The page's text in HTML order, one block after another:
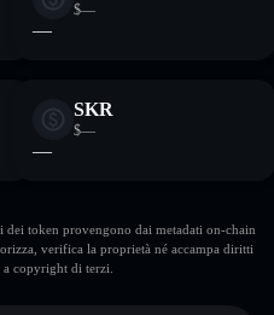
$—
—
SKR
$—
—
token provengono dai metadati on-chain
verifica la proprietà né accampa diritti
copyright di terzi.